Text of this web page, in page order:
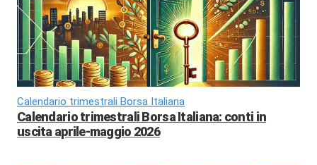
Calendario trimestrali Borsa Italiana
Calendario trimestrali Borsa Italiana: conti in
uscita aprile-maggio 2026